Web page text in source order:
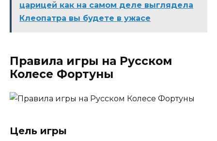
царицей как на самом деле выглядела
Клеопатра вы будете в ужасе
Правила игры на Русском
Колесе Фортуны
Цель игры